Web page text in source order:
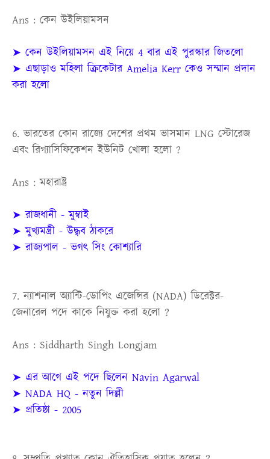
Ans : কেন উইলিয়ামসন
➤ কেন উইলিয়ামসন এই নিয়ে 4 বার এই পুরস্কার জিতলো
➤ এছাড়াও মহিলা ক্রিকেটার Amelia Kerr কেও সম্মান প্রদান
করা হলো
6. ভারতের কোন রাজ্যে দেশের প্রথম ভাসমান LNG স্টোরেজ
এবং রিগ্যাসিফিকেশন ইউনিট খোলা হলো ?
Ans : মহারাষ্ট্র
➤ রাজধানী - মুম্বাই
➤ মুখ্যমন্ত্রী - উদ্ধ্বব ঠাকরে
➤ রাজ্যপাল - ভগৎ সিং কোশ্যারি
7. ন্যাশনাল অ্যান্টি-ডোপিং এজেন্সির (NADA) ডিরেক্টর-
জেনারেল পদে কাকে নিযুক্ত করা হলো ?
Ans : Siddharth Singh Longjam
➤ এর আগে এই পদে ছিলেন Navin Agarwal
➤ NADA HQ - নতুন দিল্লী
➤ প্রতিষ্ঠা - 2005